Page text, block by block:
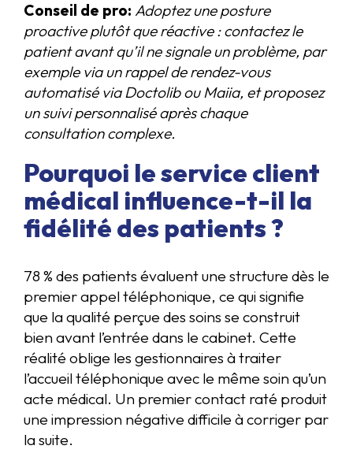
Conseil de pro: Adoptez une posture
proactive plutôt que réactive : contactez le
patient avant qu’il ne signale un problème, par
exemple via un rappel de rendez-vous
automatisé via Doctolib ou Maiia, et proposez
un suivi personnalisé après chaque
consultation complexe.
Pourquoi le service client
médical influence-t-il la
fidélité des patients ?
78 % des patients évaluent une structure dès le
premier appel téléphonique, ce qui signifie
que la qualité perçue des soins se construit
bien avant l’entrée dans le cabinet. Cette
réalité oblige les gestionnaires à traiter
l’accueil téléphonique avec le même soin qu’un
acte médical. Un premier contact raté produit
une impression négative difficile à corriger par
la suite.